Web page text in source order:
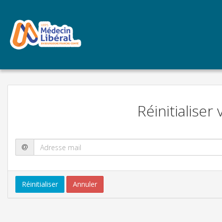
Réinitialiser
Réinitialiser Annuler